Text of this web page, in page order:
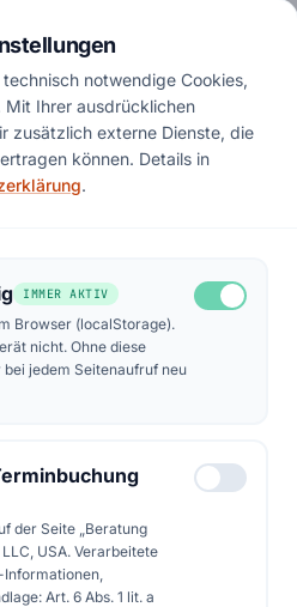
notwendige Cookies,
Mit Ihrer ausdrücklichen
zusätzlich externe Dienste, die
können. Details in
.
IMMER AKTIV
Browser (localStorage).
nicht. Ohne diese
jedem Seitenaufruf neu
der Seite „Beratung
USA. Verarbeitete
Informationen,
Art. 6 Abs. 1 lit. a